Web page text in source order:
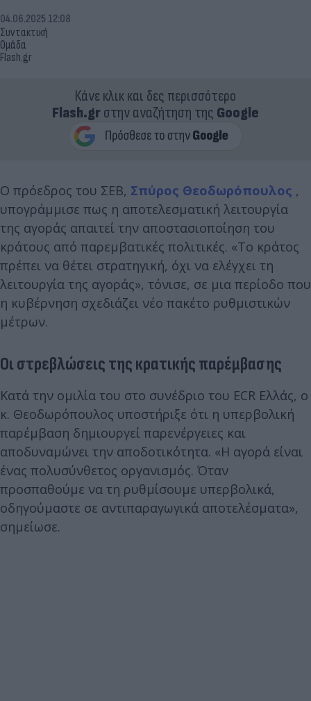
Συντακτική
Ομάδα
Flash.gr
04.06.2025 12:08
Κάνε κλικ και δες περισσότερο
Flash.grστην αναζήτηση της Google
Ο πρόεδρος του ΣΕΒ, Σπύρος Θεοδωρόπουλος ,
υπογράμμισε πως η αποτελεσματική λειτουργία
της αγοράς απαιτεί την αποστασιοποίηση του
κράτους από παρεμβατικές πολιτικές. «Το κράτος
πρέπει να θέτει στρατηγική, όχι να ελέγχει τη
λειτουργία της αγοράς», τόνισε, σε μια περίοδο που
η κυβέρνηση σχεδιάζει νέο πακέτο ρυθμιστικών
μέτρων.
Οι στρεβλώσεις της κρατικής παρέμβασης
Κατά την ομιλία του στο συνέδριο του ECR Ελλάς, ο
κ. Θεοδωρόπουλος υποστήριξε ότι η υπερβολική
παρέμβαση δημιουργεί παρενέργειες και
αποδυναμώνει την αποδοτικότητα. «Η αγορά είναι
ένας πολυσύνθετος οργανισμός. Όταν
προσπαθούμε να τη ρυθμίσουμε υπερβολικά,
οδηγούμαστε σε αντιπαραγωγικά αποτελέσματα»,
σημείωσε.